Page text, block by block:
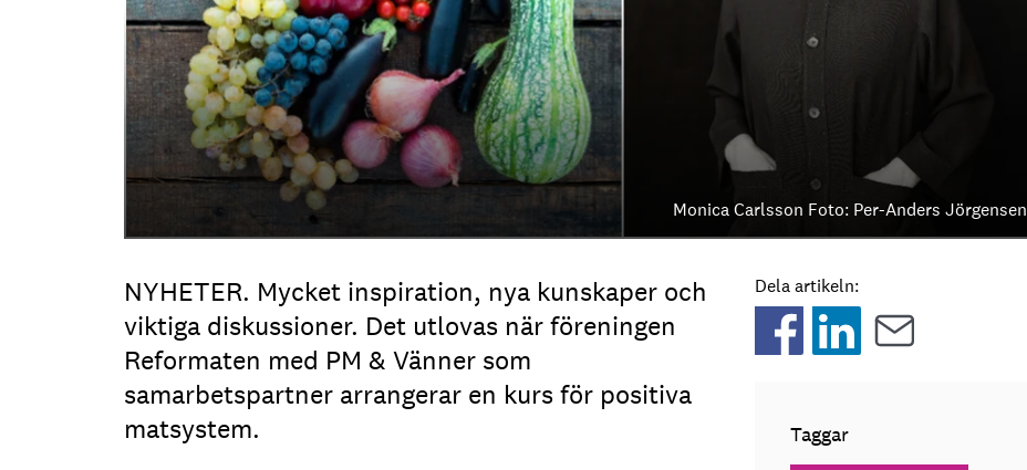
Monica Carlsson Foto: Per-Anders Jörgensen
NYHETER. Mycket inspiration, nya kunskaper och
viktiga diskussioner. Det utlovas när föreningen
Reformaten med PM & Vänner som
samarbetspartner arrangerar en kurs för positiva
matsystem.
Dela artikeln:
Taggar